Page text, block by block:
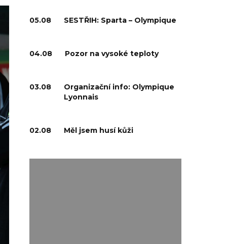
05.08 SESTŘIH: Sparta – Olympique
04.08 Pozor na vysoké teploty
03.08
Organizační info: Olympique
Lyonnais
02.08 Měl jsem husí kůži